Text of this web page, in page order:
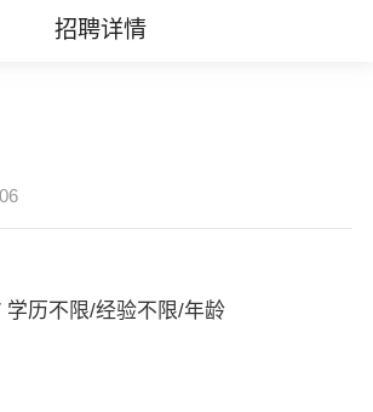
招聘详情
学历不限/经验不限/年龄